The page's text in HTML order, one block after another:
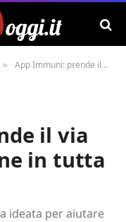
» App Immuni: prende il via la sperimentazione in tutta la Regione
il via
in tutta
ideata per aiutare